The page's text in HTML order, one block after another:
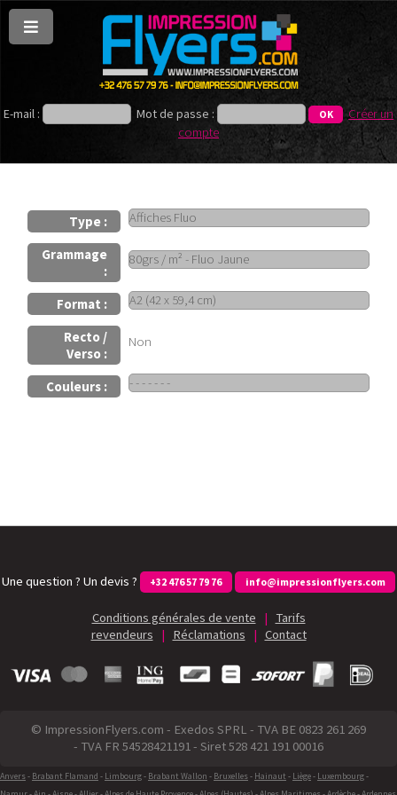
E-mail : Mot de passe :
Créer un
compte
Type :
Grammage
:
Format :
Recto /
Verso :
Non
Couleurs :
Une question ? Un devis ? +32 476 57 79 76 info@impressionflyers.com
Conditions générales de vente |
Tarifs
revendeurs
| Réclamations | Contact
© ImpressionFlyers.com - Exedos SPRL - TVA BE 0823 261 269
- TVA FR 54528421191 - Siret 528 421 191 00016
Anvers- Brabant Flamand - Limbourg- Brabant Wallon - Bruxelles- Hainaut - Liège- Luxembourg-